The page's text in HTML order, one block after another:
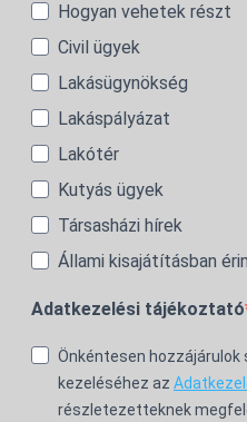
Hogyan vehetek részt
Civil ügyek
Lakásügynökség
Lakáspályázat
Lakótér
Kutyás ügyek
Társasházi hírek
Állami kisajátításban
Adatkezelési tájékoztató
Önkéntesen
kezeléséhez az
részletezetteknek